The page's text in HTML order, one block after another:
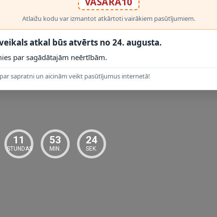
atvērtā dzīvojamā zonā, kur lampa ir arī redzams interjera elements.
Atlaižu kodu var izmantot atkārtoti vairākiem pasūtījumiem.
atkal būs atvērts no 24. augusta.
par sagādātajām neērtībām.
sapratni un aicinām veikt pasūtījumus internetā!
11
STUNDAS
53
MIN.
23
SEK.